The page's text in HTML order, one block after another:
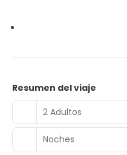
Resumen del viaje
2 Adultos
Noches